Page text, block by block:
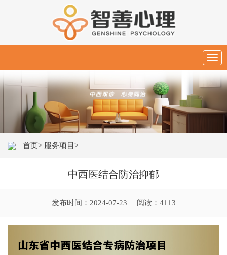
首页> 服务项目>
中西医结合防治抑郁
发布时间：2024-07-23 | 阅读：4113